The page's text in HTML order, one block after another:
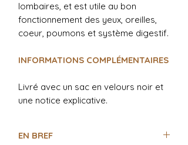
lombaires, et est utile au bon
fonctionnement des yeux, oreilles,
coeur, poumons et système digestif.
INFORMATIONS COMPLÉMENTAIRES
Livré avec un sac en velours noir et
une notice explicative.
EN BREF